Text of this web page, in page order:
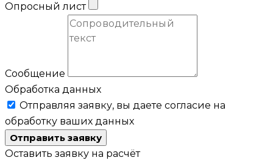
Опросный лист
Сообщение
Обработка данных
Отправляя заявку, вы даете согласие на
обработку ваших данных
Отправить заявку
Оставить заявку на расчёт